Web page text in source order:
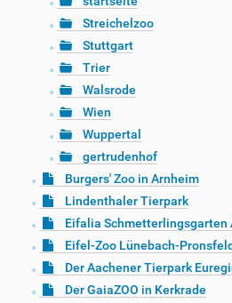
Streichelzoo
Stuttgart
Trier
Walsrode
Wien
Wuppertal
gertrudenhof
Burgers' Zoo in Arnheim
Lindenthaler Tierpark
Eifalia Schmetterlingsgarten
Eifel-Zoo Lünebach-Pronsfeld
Der Aachener Tierpark
Der GaiaZOO in Kerkrade